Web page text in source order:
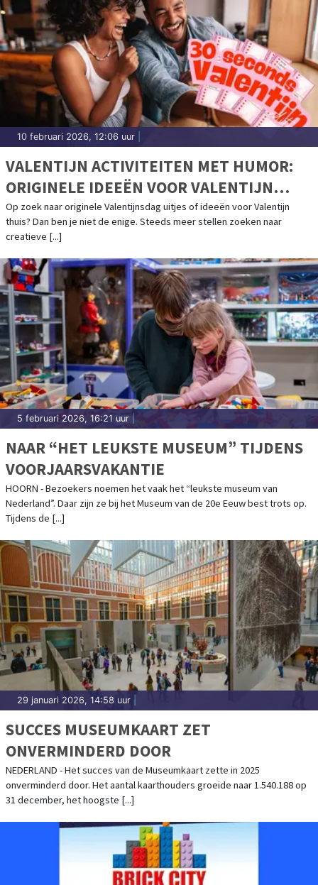
10 februari 2026, 12:06 uur
VALENTIJN ACTIVITEITEN MET HUMOR:
ORIGINELE IDEEËN VOOR VALENTIJN
THUIS
Op zoek naar originele Valentijnsdag uitjes of ideeën voor Valentijn
thuis? Dan ben je niet de enige. Steeds meer stellen zoeken naar
creatieve [...]
5 februari 2026, 16:21 uur
NAAR “HET LEUKSTE MUSEUM” TIJDENS
VOORJAARSVAKANTIE
HOORN - Bezoekers noemen het vaak het “leukste museum van
Nederland”. Daar zijn ze bij het Museum van de 20e Eeuw best trots op.
Tijdens de [...]
29 januari 2026, 14:58 uur
SUCCES MUSEUMKAART ZET
ONVERMINDERD DOOR
NEDERLAND - Het succes van de Museumkaart zette in 2025
onverminderd door. Het aantal kaarthouders groeide naar 1.540.188 op
31 december, het hoogste [...]